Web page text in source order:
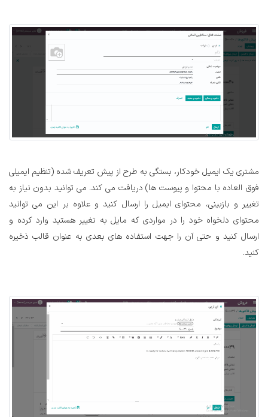
مشتری یک ایمیل خودکار، بستگی به طرح از پیش تعریف شده (تنظیم ایمیلی
فوق العاده با محتوا و پیوست ها) دریافت می کند. می توانید بدون نیاز به
تغییر و بازبینی، محتوای ایمیل را ارسال کنید و علاوه بر این می توانید
محتوای دلخواه خود را در مواردی که مایل به تغییر هستید وارد کرده و
ارسال کنید و حتی آن را جهت استفاده های بعدی به عنوان قالب ذخیره
کنید.